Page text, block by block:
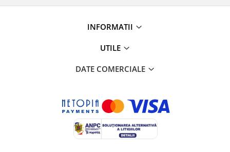
INFORMATII
UTILE
DATE COMERCIALE